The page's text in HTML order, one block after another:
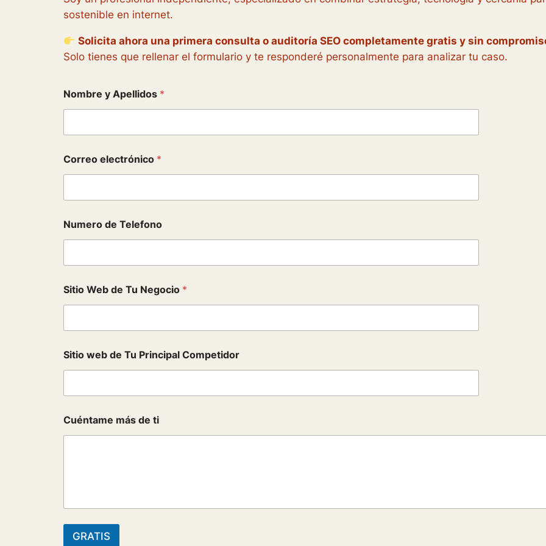
sostenible en internet.
Solicita ahora una primera consulta o auditoría SEO completamente gratis y sin
Solo tienes que rellenar el formulario y te responderé personalmente para analizar tu caso.
Nombre y Apellidos *
Correo electrónico *
Numero de Telefono
á
s
C
m
p
e
i
o
Sitio Web de Tu Negocio *
Sitio web de Tu Principal Competidor
Cuéntame más de ti
GRATIS